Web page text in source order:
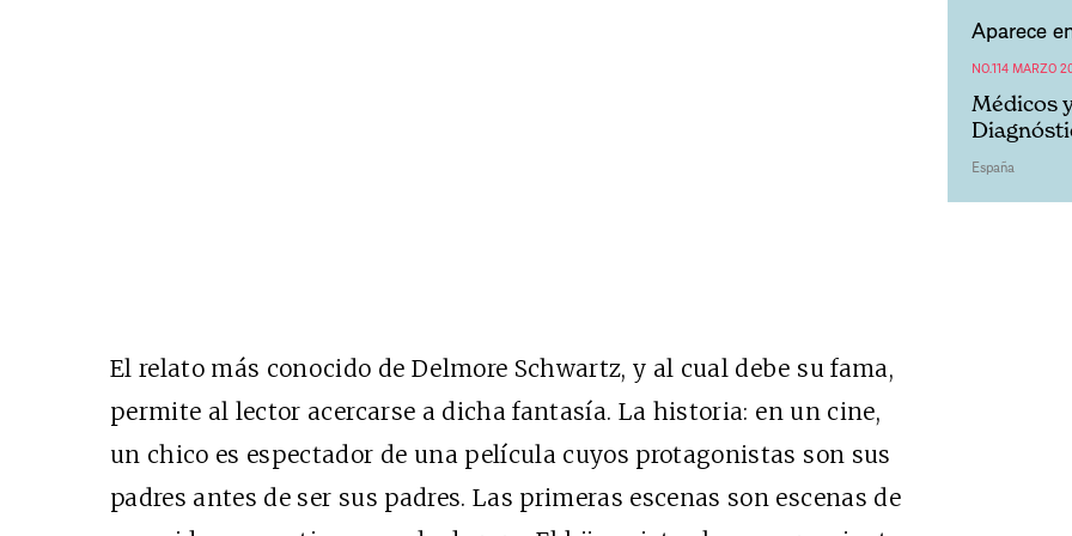
El relato más conocido de Delmore Schwartz, y al cual debe su fama,
permite al lector acercarse a dicha fantasía. La historia: en un cine,
un chico es espectador de una película cuyos protagonistas son sus
padres antes de ser sus padres. Las primeras escenas son escenas de
Aparece
NO.114 MARZO
Médicos
España